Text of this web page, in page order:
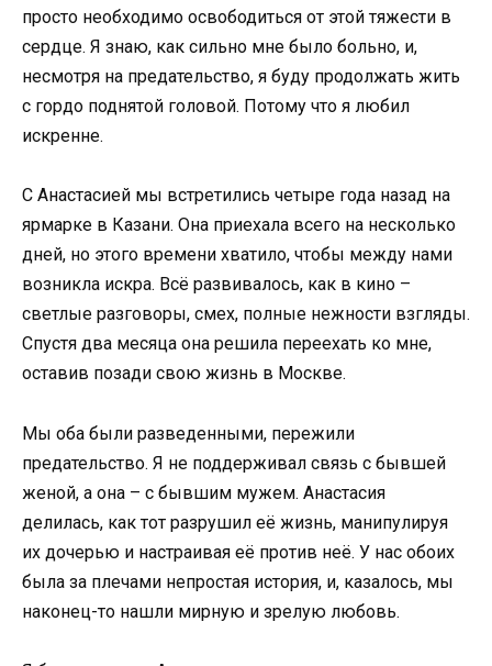
просто необходимо освободиться от этой тяжести в
сердце. Я знаю, как сильно мне было больно, и,
несмотря на предательство, я буду продолжать жить
с гордо поднятой головой. Потому что я любил
искренне.
С Анастасией мы встретились четыре года назад на
ярмарке в Казани. Она приехала всего на несколько
дней, но этого времени хватило, чтобы между нами
возникла искра. Всё развивалось, как в кино –
светлые разговоры, смех, полные нежности взгляды.
Спустя два месяца она решила переехать ко мне,
оставив позади свою жизнь в Москве.
Мы оба были разведенными, пережили
предательство. Я не поддерживал связь с бывшей
женой, а она – с бывшим мужем. Анастасия
делилась, как тот разрушил её жизнь, манипулируя
их дочерью и настраивая её против неё. У нас обоих
была за плечами непростая история, и, казалось, мы
наконец-то нашли мирную и зрелую любовь.